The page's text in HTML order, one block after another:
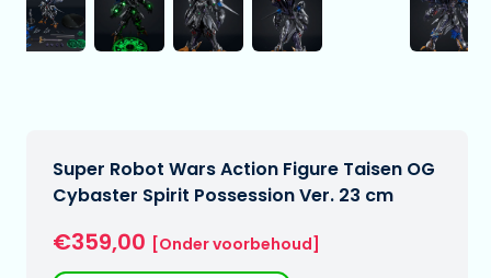
Super Robot Wars Action Figure Taisen OG
Cybaster Spirit Possession Ver. 23 cm
€359,00 [Onder voorbehoud]